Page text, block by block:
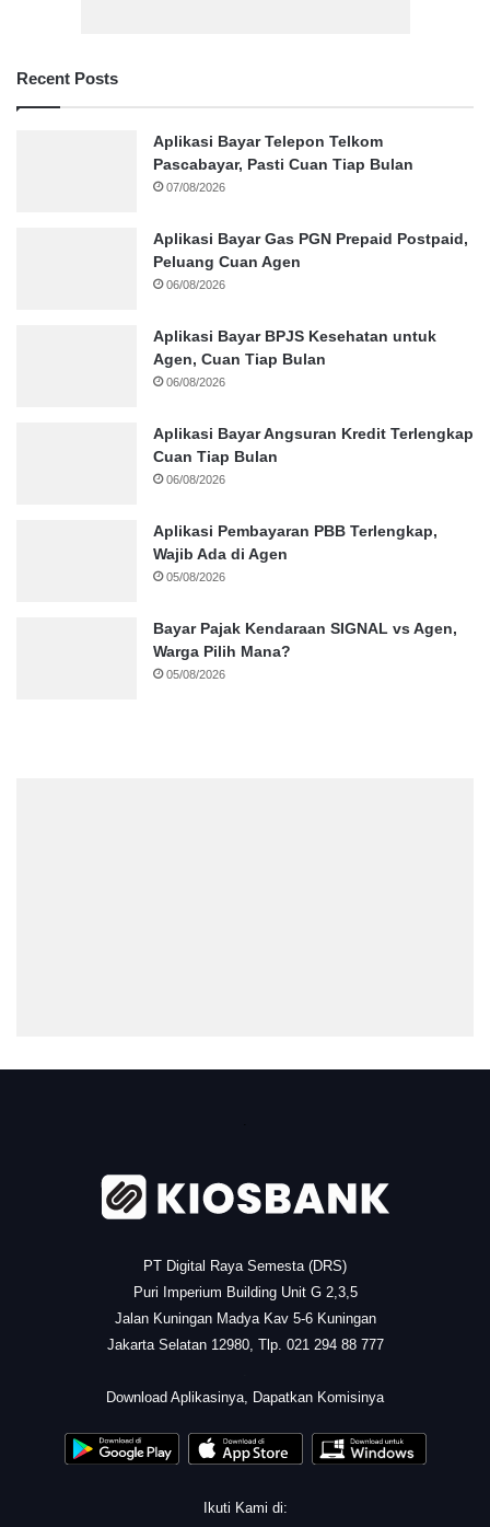
Recent Posts
Aplikasi Bayar Telepon Telkom
Pascabayar, Pasti Cuan Tiap Bulan
07/08/2026
Aplikasi Bayar Gas PGN Prepaid Postpaid,
Peluang Cuan Agen
06/08/2026
Aplikasi Bayar BPJS Kesehatan untuk
Agen, Cuan Tiap Bulan
06/08/2026
Aplikasi Bayar Angsuran Kredit Terlengkap
Cuan Tiap Bulan
06/08/2026
Aplikasi Pembayaran PBB Terlengkap,
Wajib Ada di Agen
05/08/2026
Bayar Pajak Kendaraan SIGNAL vs Agen,
Warga Pilih Mana?
05/08/2026
PT Digital Raya Semesta (DRS)
Puri Imperium Building Unit G 2,3,5
Jalan Kuningan Madya Kav 5-6 Kuningan
Jakarta Selatan 12980, Tlp. 021 294 88 777
Download Aplikasinya, Dapatkan Komisinya
Ikuti Kami di: